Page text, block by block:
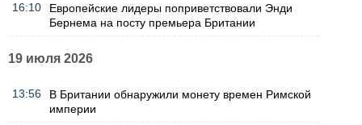
16:10
Европейские лидеры поприветствовали Энди
Бернема на посту премьера Британии
19 июля 2026
13:56
В Британии обнаружили монету времен Римской
империи